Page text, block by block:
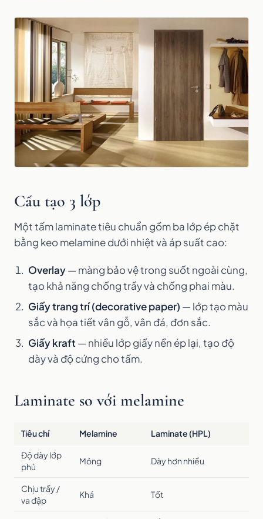
Cấu tạo 3 lớp
Một tấm laminate tiêu chuẩn gồm ba lớp ép chặt
bằng keo melamine dưới nhiệt và áp suất cao:
Overlay— màng bảo vệ trong suốt ngoài cùng,
tạo khả năng chống trầy và chống phai màu.
Giấy trang trí (decorative paper) — lớp tạo màu
sắc và họa tiết vân gỗ, vân đá, đơn sắc.
Giấy kraft — nhiều lớp giấy nền ép lại, tạo độ
dày và độ cứng cho tấm.
Laminate so với melamine
Tiêu chí Melamine Laminate (HPL)
Độ dày lớp
phủ
Mỏng Dày hơn nhiều
Chịu trầy /
va đập
Khá Tốt